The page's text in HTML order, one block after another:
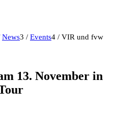
News3 / Events4 / VIR und fvw
13. November in